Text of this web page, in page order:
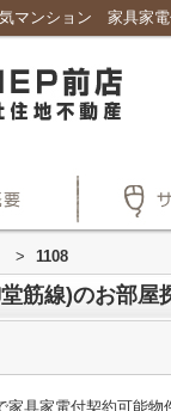
> 1108
筋線)のお部屋
具家電付契約可能物